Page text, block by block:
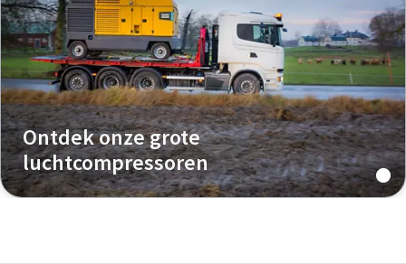
Ontdek onze grote
luchtcompressoren